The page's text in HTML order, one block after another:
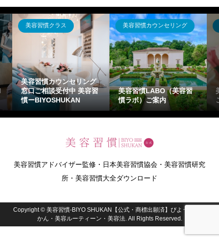
美容習慣クラス
美容習慣カウンセリング
窓口ご相談受付中 美容習
慣ーBIYOSHUKAN
美容習慣カウンセリング
美容習慣LABO（美容習
慣ラボ）ご案内
美容習慣アドバイザー監修・日本美容習慣協会・美容習慣研究
所・美容習慣大全ダウンロード
Copyright © 美容習慣-BIYO SHUKAN【公式・商標出願済】びようしゅう
かん・美容ルーティーン・美容法. All Rights Reserved.